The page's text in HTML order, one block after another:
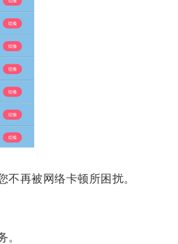
再被网络卡顿所困扰。
。